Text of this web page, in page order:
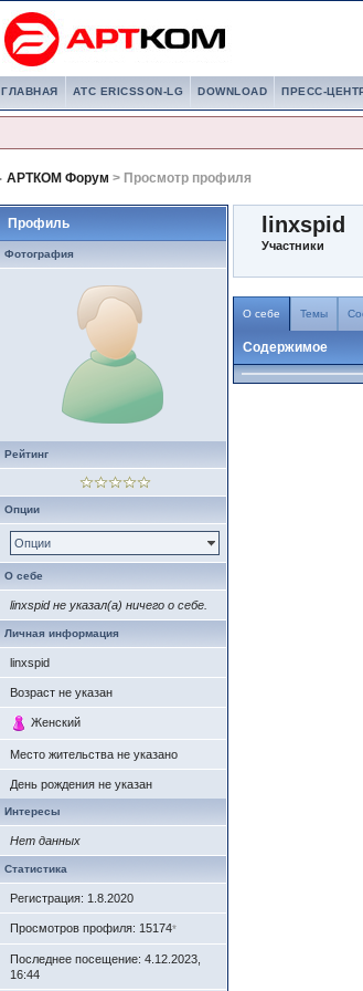
ГЛАВНАЯ АТС ERICSSON-LG DOWNLOAD ПРЕСС-
АРТКОМ Форум > Просмотр профиля
Профиль
Фотография
Рейтинг
Опции
Опции
О себе
linxspid не указал(а) ничего о себе.
Личная информация
linxspid
Возраст не указан
Женский
Место жительства не указано
День рождения не указан
Интересы
Нет данных
Статистика
Регистрация: 1.8.2020
Просмотров профиля: 15174*
Последнее посещение: 4.12.2023,
16:44
linxspid
Участники
О себе Темы
Содержимое